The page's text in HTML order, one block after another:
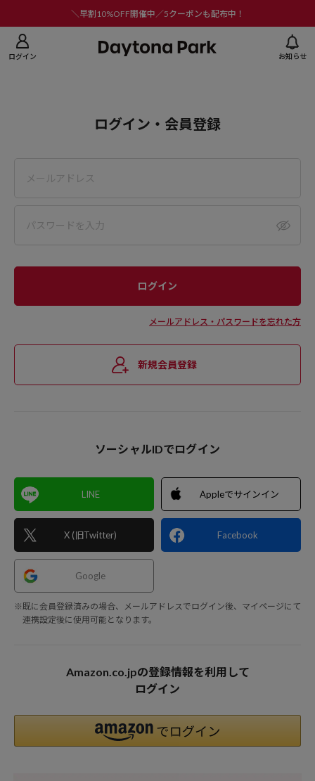
＼早割10%OFF開催中／5クーポンも配布中！
ログイン お知らせ
ログイン・会員登録
メールアドレス・パスワードを忘れた方
新規会員登録
ソーシャルIDでログイン
LINE
X (旧Twitter)
Appleでサインイン
Facebook
Google
※既に会員登録済みの場合、メールアドレスでログイン後、マイページにて
連携設定後に使用可能となります。
Amazon.co.jpの登録情報を利用して
ログイン